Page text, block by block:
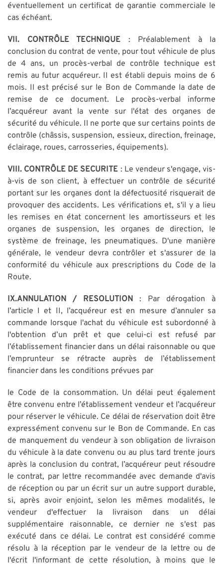
éventuellement un certificat de garantie commerciale le
cas échéant.
VII. CONTRÔLE TECHNIQUE : Préalablement à la
conclusion du contrat de vente, pour tout véhicule de plus
de 4 ans, un procès-verbal de contrôle technique est
remis au futur acquéreur. Il est établi depuis moins de 6
mois. Il est précisé sur le Bon de Commande la date de
remise de ce document. Le procès-verbal informe
l’acquéreur avant la vente sur l'état des organes de
sécurité du véhicule. Il ne porte que sur certains points de
contrôle (châssis, suspension, essieux, direction, freinage,
éclairage, roues, carrosseries, équipements).
VIII. CONTRÔLE DE SECURITE : Le vendeur s'engage, vis-
à-vis de son client, à effectuer un contrôle de sécurité
portant sur les organes dont la défectuosité risquerait de
provoquer des accidents. Les vérifications et, s'il y a lieu
les remises en état concernent les amortisseurs et les
organes de suspension, les organes de direction, le
système de freinage, les pneumatiques. D'une manière
générale, le vendeur devra contrôler et s'assurer de la
conformité du véhicule aux prescriptions du Code de la
Route.
IX.ANNULATION / RESOLUTION : Par dérogation à
l’article I et II, l’acquéreur est en mesure d’annuler sa
commande lorsque l'achat du véhicule est subordonné à
l'obtention d’un prêt et que celui-ci est refusé par
l’établissement financier dans un délai raisonnable ou que
l’emprunteur se rétracte auprès de l’établissement
financier dans les conditions prévues par
le Code de la consommation. Un délai peut également
être convenu entre l’établissement vendeur et l’acquéreur
pour réserver le véhicule. Ce délai de réservation doit être
expressément convenu sur le Bon de Commande. En cas
de manquement du vendeur à son obligation de livraison
du véhicule à la date convenu ou au plus tard trente jours
après la conclusion du contrat, l’acquéreur peut résoudre
le contrat, par lettre recommandée avec demande d'avis
de réception ou par un écrit sur un autre support durable,
si, après avoir enjoint, selon les mêmes modalités, le
vendeur d'effectuer la livraison dans un délai
supplémentaire raisonnable, ce dernier ne s'est pas
exécuté dans ce délai. Le contrat est considéré comme
résolu à la réception par le vendeur de la lettre ou de
l'écrit l'informant de cette résolution, à moins que le